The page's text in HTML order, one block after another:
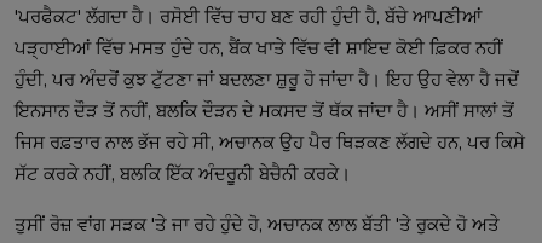
'ਪਰਫੈਕਟ' ਲੱਗਦਾ ਹੈ। ਰਸੋਈ ਵਿੱਚ ਚਾਹ ਬਣ ਰਹੀ ਹੁੰਦੀ ਹੈ, ਬੱਚੇ ਆਪਣੀਆਂ
ਪੜ੍ਹਾਈਆਂ ਵਿੱਚ ਮਸਤ ਹੁੰਦੇ ਹਨ, ਬੈਂਕ ਖਾਤੇ ਵਿੱਚ ਵੀ ਸ਼ਾਇਦ ਕੋਈ ਫ਼ਿਕਰ ਨਹੀਂ
ਹੁੰਦੀ, ਪਰ ਅੰਦਰੋਂ ਕੁਝ ਟੁੱਟਣਾ ਜਾਂ ਬਦਲਣਾ ਸ਼ੁਰੂ ਹੋ ਜਾਂਦਾ ਹੈ। ਇਹ ਉਹ ਵੇਲਾ ਹੈ ਜਦੋਂ
ਇਨਸਾਨ ਦੌੜ ਤੋਂ ਨਹੀਂ, ਬਲਕਿ ਦੌੜਨ ਦੇ ਮਕਸਦ ਤੋਂ ਥੱਕ ਜਾਂਦਾ ਹੈ। ਅਸੀਂ ਸਾਲਾਂ ਤੋਂ
ਜਿਸ ਰਫ਼ਤਾਰ ਨਾਲ ਭੱਜ ਰਹੇ ਸੀ, ਅਚਾਨਕ ਉਹ ਪੈਰ ਥਿੜਕਣ ਲੱਗਦੇ ਹਨ, ਪਰ ਕਿਸੇ
ਸੱਟ ਕਰਕੇ ਨਹੀਂ, ਬਲਕਿ ਇੱਕ ਅੰਦਰੂਨੀ ਬੇਚੈਨੀ ਕਰਕੇ।
ਤੁਸੀਂ ਰੋਜ਼ ਵਾਂਗ ਸੜਕ 'ਤੇ ਜਾ ਰਹੇ ਹੁੰਦੇ ਹੋ, ਅਚਾਨਕ ਲਾਲ ਬੱਤੀ 'ਤੇ ਰੁਕਦੇ ਹੋ ਅਤੇ